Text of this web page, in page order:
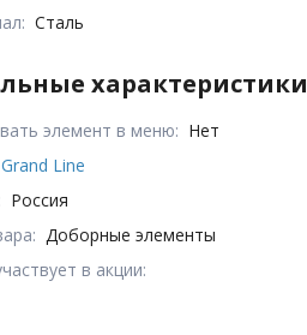
Сталь
характеристики
элемент в меню: Нет
Grand Line
Россия
Доборные элементы
в акции: